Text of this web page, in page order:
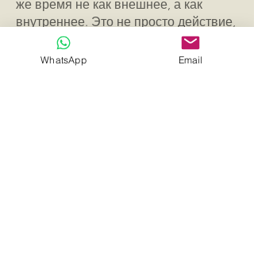
же время не как внешнее, а как
внутреннее. Это не просто действие,
а акт самоопределения, связанный с
внутренней свободой разума. Мы
WhatsApp Email